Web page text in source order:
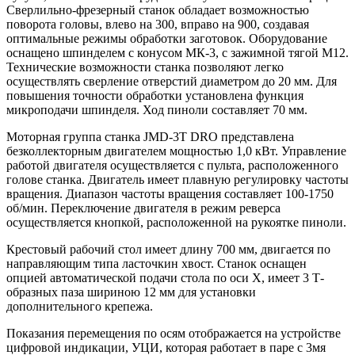
Сверлильно-фрезерный станок обладает возможностью
поворота головы, влево на 300, вправо на 900, создавая
оптимальные режимы обработки заготовок. Оборудование
оснащено шпинделем с конусом МК-3, с зажимной тягой М12.
Технические возможности станка позволяют легко
осуществлять сверление отверстий диаметром до 20 мм. Для
повышения точности обработки установлена функция
микроподачи шпинделя. Ход пиноли составляет 70 мм.
Моторная группа станка JMD-3T DRO представлена
безколлекторным двигателем мощностью 1,0 кВт. Управление
работой двигателя осуществляется с пульта, расположенного
голове станка. Двигатель имеет плавную регулировку частоты
вращения. Диапазон частоты вращения составляет 100-1750
об/мин. Переключение двигателя в режим реверса
осуществляется кнопкой, расположенной на рукоятке пиноли.
Крестовый рабочий стол имеет длину 700 мм, двигается по
направляющим типа ласточкин хвост. Станок оснащен
опцией автоматической подачи стола по оси X, имеет 3 Т-
образных паза шириною 12 мм для установки
дополнительного крепежа.
Показания перемещения по осям отображается на устройстве
цифровой индикации, УЦИ, которая работает в паре с 3мя